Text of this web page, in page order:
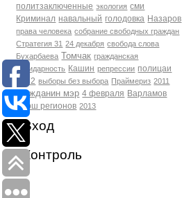
политзаключенные экология сми
Криминал навальный голодовка Назаров
права человека собрание свободных граждан
Стратегия 31
24 декабря свобода слова
Бухарбаева Томчак гражданская
солидарность Кашин репрессии полицаи
2012 выборы без выбора Праймериз 2011
гражданин мэр 4 февраля Варламов
марш регионов 2013
Вход
Контроль